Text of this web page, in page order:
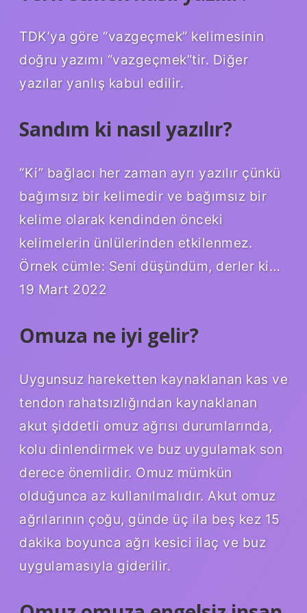
TDK’ya göre “vazgeçmek” kelimesinin
doğru yazımı “vazgeçmek”tir. Diğer
yazılar yanlış kabul edilir.
Sandım ki nasıl yazılır?
“Ki” bağlacı her zaman ayrı yazılır çünkü
bağımsız bir kelimedir ve bağımsız bir
kelime olarak kendinden önceki
kelimelerin ünlülerinden etkilenmez.
Örnek cümle: Seni düşündüm, derler ki…
19 Mart 2022
Omuza ne iyi gelir?
Uygunsuz hareketten kaynaklanan kas ve
tendon rahatsızlığından kaynaklanan
akut şiddetli omuz ağrısı durumlarında,
kolu dinlendirmek ve buz uygulamak son
derece önemlidir. Omuz mümkün
olduğunca az kullanılmalıdır. Akut omuz
ağrılarının çoğu, günde üç ila beş kez 15
dakika boyunca ağrı kesici ilaç ve buz
uygulamasıyla giderilir.